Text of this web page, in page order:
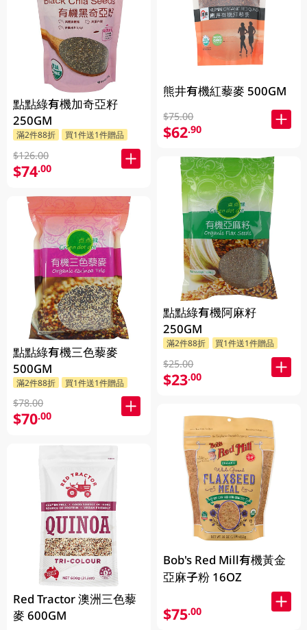
點點綠有機加奇亞籽
250GM
滿2件88折 買1件送1件贈品
$126.00
$74.00
點點綠有機三色藜麥
500GM
滿2件88折 買1件送1件贈品
$78.00
$70.00
Red Tractor 澳洲三色藜
麥 600GM
熊井有機紅藜麥 500GM
$75.00
$62.90
點點綠有機阿麻籽
250GM
滿2件88折 買1件送1件贈品
$25.00
$23.00
Bob's Red Mill有機黃金
亞麻子粉 16OZ
$75.00